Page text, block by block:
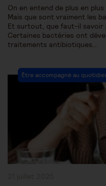
On en entend de plus en
Mais que sont vraiment les
Et surtout, que faut-il savoir
Certaines bactéries ont
traitements antibiotiques…
Post
Category:
Être accompagné au